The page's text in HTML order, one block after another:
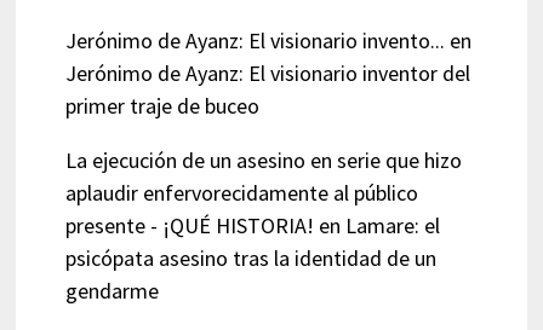
Jerónimo de Ayanz: El visionario invento... en
Jerónimo de Ayanz: El visionario inventor del
primer traje de buceo
La ejecución de un asesino en serie que hizo
aplaudir enfervorecidamente al público
presente - ¡QUÉ HISTORIA! en Lamare: el
psicópata asesino tras la identidad de un
gendarme